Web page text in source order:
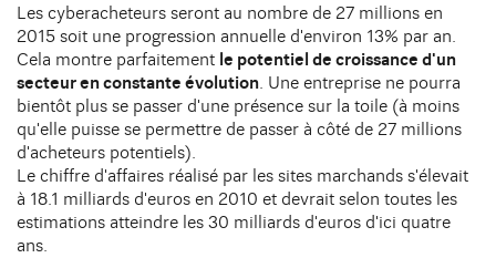
69003 Lyon
DIJON
10 avenue Foch Immeuble Le Mazarin - LBA
21000 Dijon
Contact
Les cyberacheteurs seront au nombre de 27 millions en
2015 soit une progression annuelle d'environ 13% par an.
Cela montre parfaitement le potentiel de croissance d'un
secteur en constante évolution. Une entreprise ne pourra
bientôt plus se passer d'une présence sur la toile (à moins
qu'elle puisse se permettre de passer à côté de 27 millions
d'acheteurs potentiels).
Le chiffre d'affaires réalisé par les sites marchands s'élevait
à 18.1 milliards d'euros en 2010 et devrait selon toutes les
estimations atteindre les 30 milliards d'euros d'ici quatre
ans.